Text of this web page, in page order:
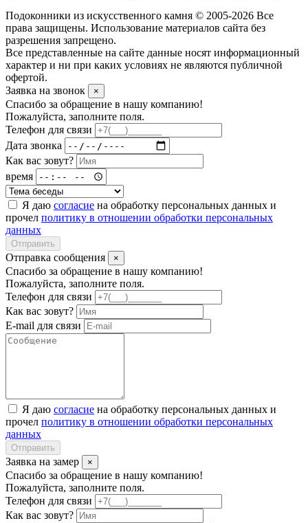
Подоконники из искусственного камня © 2005-2026 Все
права защищены. Использование материалов сайта без
разрешения запрещено.
Все представленные на сайте данные носят информационный
характер и ни при каких условиях не являются публичной
офертой.
Заявка на звонок
×
Спасибо за обращение в нашу компанию!
Пожалуйста, заполните поля.
Телефон для связи
Дата звонка
Как вас зовут?
время
Я даю согласие на обработку персональных данных и
прочел политику в отношении обработки персональных
данных
Отправить
Отправка сообщения ×
Спасибо за обращение в нашу компанию!
Пожалуйста, заполните поля.
Телефон для связи
Как вас зовут?
E-mail для связи
Я даю согласие на обработку персональных данных и
прочел политику в отношении обработки персональных
данных
Отправить
Заявка на замер ×
Спасибо за обращение в нашу компанию!
Пожалуйста, заполните поля.
Телефон для связи
Как вас зовут?